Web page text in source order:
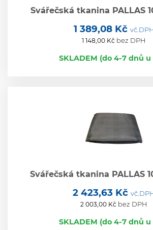
Svářečská tkanina PALLAS
1 389,08 Kč vč.DPH
1 148,00 Kč bez DPH
SKLADEM (do 4-7 dnů u
Svářečská tkanina PALLAS
2 423,63 Kč
2 003,00 Kč bez DPH
SKLADEM (do 4-7 dnů u